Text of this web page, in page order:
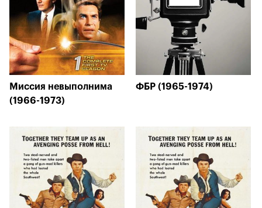
Миссия невыполнима
(1966-1973)
ФБР (1965-1974)